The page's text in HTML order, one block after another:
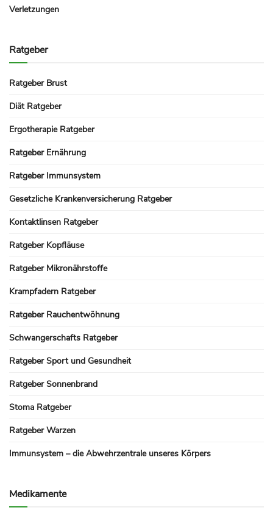
Verletzungen
Ratgeber
Ratgeber Brust
Diät Ratgeber
Ergotherapie Ratgeber
Ratgeber Ernährung
Ratgeber Immunsystem
Gesetzliche Krankenversicherung Ratgeber
Kontaktlinsen Ratgeber
Ratgeber Kopfläuse
Ratgeber Mikronährstoffe
Krampfadern Ratgeber
Ratgeber Rauchentwöhnung
Schwangerschafts Ratgeber
Ratgeber Sport und Gesundheit
Ratgeber Sonnenbrand
Stoma Ratgeber
Ratgeber Warzen
Immunsystem – die Abwehrzentrale unseres Körpers
Medikamente